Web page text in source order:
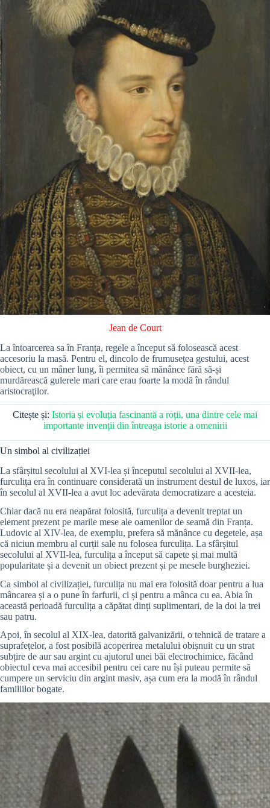
Jean de Court
La întoarcerea sa în Franța, regele a început să folosească acest
accesoriu la masă. Pentru el, dincolo de frumusețea gestului, acest
obiect, cu un mâner lung, îi permitea să mănânce fără să-și
murdărească gulerele mari care erau foarte la modă în rândul
aristocraţilor.
Citește și: Istoria și evoluția fascinantă a roții, una dintre cele mai
importante invenții din întreaga istorie a omenirii
Un simbol al civilizației
La sfârșitul secolului al XVI-lea și începutul secolului al XVII-lea,
furculița era în continuare considerată un instrument destul de luxos, iar
în secolul al XVII-lea a avut loc adevărata democratizare a acesteia.
Chiar dacă nu era neapărat folosită, furculița a devenit treptat un
element prezent pe marile mese ale oamenilor de seamă din Franța.
Ludovic al XIV-lea, de exemplu, prefera să mănânce cu degetele, așa
că niciun membru al curții sale nu folosea furculița. La sfârșitul
secolului al XVII-lea, furculița a început să capete și mai multă
popularitate și a devenit un obiect prezent și pe mesele burgheziei.
Ca simbol al civilizației, furculița nu mai era folosită doar pentru a lua
mâncarea și a o pune în farfurii, ci și pentru a mânca cu ea. Abia în
această perioadă furculița a căpătat dinți suplimentari, de la doi la trei
sau patru.
Apoi, în secolul al XIX-lea, datorită galvanizării, o tehnică de tratare a
suprafețelor, a fost posibilă acoperirea metalului obișnuit cu un strat
subțire de aur sau argint cu ajutorul unei băi electrochimice, făcând
obiectul ceva mai accesibil pentru cei care nu își puteau permite să
cumpere un serviciu din argint masiv, așa cum era la modă în rândul
familiilor bogate.